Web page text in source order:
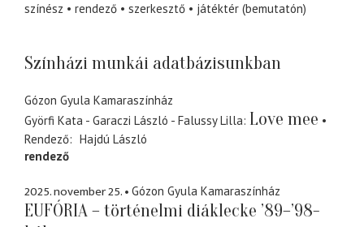
színész rendező szerkesztő játéktér (bemutatón)
Színházi munkái adatbázisunkban
Gózon Gyula Kamaraszínház
Györfi Kata - Garaczi László - Falussy Lilla Love mee
Rendező
Hajdú László
rendező
2025. november 25. Gózon Gyula Kamaraszínház
EUFÓRIA – történelmi diáklecke ’89–’98-